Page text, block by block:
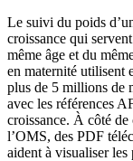
Le suivi du poids
croissance qui
même âge et du
en maternité utilisent
plus de 5 millions de
avec les références
croissance. À côté de
l’OMS, des PDF
aident à visualiser les